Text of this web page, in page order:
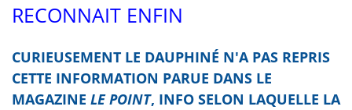
RECONNAIT ENFIN
CURIEUSEMENT LE DAUPHINÉ N'A PAS REPRIS
CETTE INFORMATION PARUE DANS LE
MAGAZINE LE POINT, INFO SELON LAQUELLE LA